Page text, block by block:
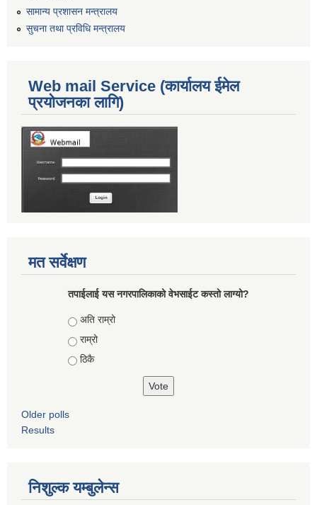
सामान्य प्रशासन मन्त्रालय
सुचना तथा प्रविधि मन्त्रालय
Web mail Service (कार्यालय ईमेल
प्रयोजनका लागि)
मत सर्वेक्षण
तपाईलाई यस नगरपालिकाको वेभसाईट कस्तो लाग्यो?
Choices
अति राम्रो
राम्रो
ठिकै
Older polls
Results
निशुल्क यम्बुलेन्स